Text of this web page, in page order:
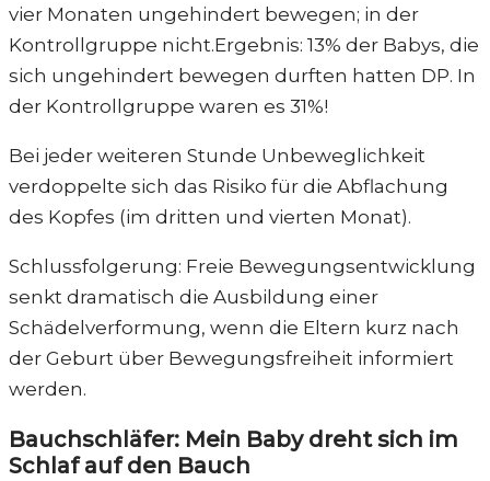
vier Monaten ungehindert bewegen; in der
Kontrollgruppe nicht.Ergebnis: 13% der Babys, die
sich ungehindert bewegen durften hatten DP. In
der Kontrollgruppe waren es 31%!
Bei jeder weiteren Stunde Unbeweglichkeit
verdoppelte sich das Risiko für die Abflachung
des Kopfes (im dritten und vierten Monat).
Schlussfolgerung: Freie Bewegungsentwicklung
senkt dramatisch die Ausbildung einer
Schädelverformung, wenn die Eltern kurz nach
der Geburt über Bewegungsfreiheit informiert
werden.
Bauchschläfer: Mein Baby dreht sich im
Schlaf auf den Bauch